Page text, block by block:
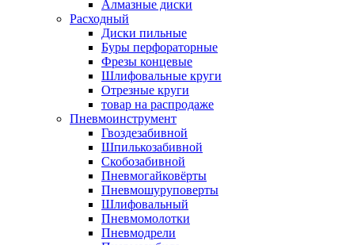
Алмазные диски
Расходный
Диски пильные
Буры перфораторные
Фрезы концевые
Шлифовальные круги
Отрезные круги
товар на распродаже
Пневмоинструмент
Гвоздезабивной
Шпилькозабивной
Скобозабивной
Пневмогайковёрты
Пневмошуруповерты
Шлифовальный
Пневмомолотки
Пневмодрели